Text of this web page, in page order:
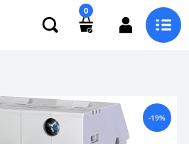
0
-19%